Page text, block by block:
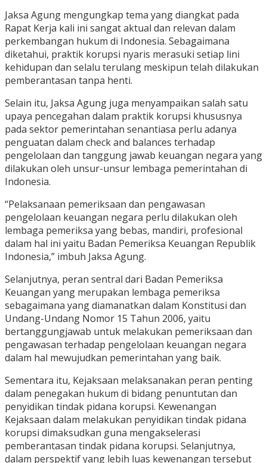
Jaksa Agung mengungkap tema yang diangkat pada
Rapat Kerja kali ini sangat aktual dan relevan dalam
perkembangan hukum di Indonesia. Sebagaimana
diketahui, praktik korupsi nyaris merasuki setiap lini
kehidupan dan selalu terulang meskipun telah dilakukan
pemberantasan tanpa henti.
Selain itu, Jaksa Agung juga menyampaikan salah satu
upaya pencegahan dalam praktik korupsi khususnya
pada sektor pemerintahan senantiasa perlu adanya
penguatan dalam check and balances terhadap
pengelolaan dan tanggung jawab keuangan negara yang
dilakukan oleh unsur-unsur lembaga pemerintahan di
Indonesia.
“Pelaksanaan pemeriksaan dan pengawasan
pengelolaan keuangan negara perlu dilakukan oleh
lembaga pemeriksa yang bebas, mandiri, profesional
dalam hal ini yaitu Badan Pemeriksa Keuangan Republik
Indonesia,” imbuh Jaksa Agung.
Selanjutnya, peran sentral dari Badan Pemeriksa
Keuangan yang merupakan lembaga pemeriksa
sebagaimana yang diamanatkan dalam Konstitusi dan
Undang-Undang Nomor 15 Tahun 2006, yaitu
bertanggungjawab untuk melakukan pemeriksaan dan
pengawasan terhadap pengelolaan keuangan negara
dalam hal mewujudkan pemerintahan yang baik.
Sementara itu, Kejaksaan melaksanakan peran penting
dalam penegakan hukum di bidang penuntutan dan
penyidikan tindak pidana korupsi. Kewenangan
Kejaksaan dalam melakukan penyidikan tindak pidana
korupsi dimaksudkan guna mengakselerasi
pemberantasan tindak pidana korupsi. Selanjutnya,
dalam perspektif yang lebih luas kewenangan tersebut